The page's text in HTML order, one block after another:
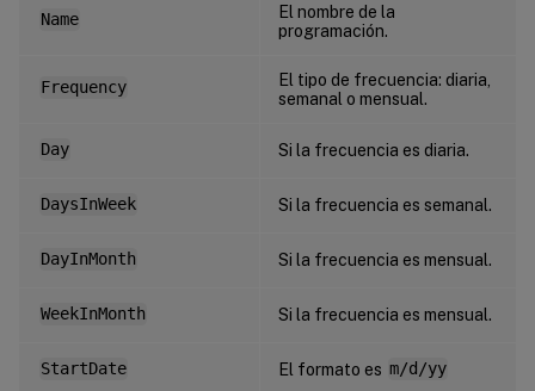
Name
El nombre de la
programación.
Frequency
El tipo de frecuencia: diaria,
semanal o mensual.
Day Si la frecuencia es diaria.
DaysInWeek Si la frecuencia es semanal.
DayInMonth Si la frecuencia es mensual.
WeekInMonth Si la frecuencia es mensual.
StartDate El formato es m/d/yy